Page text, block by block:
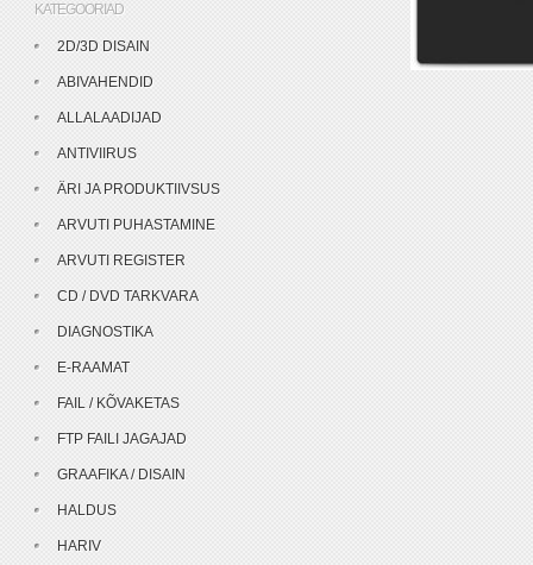
KATEGOORIAD
2D/3D DISAIN
ABIVAHENDID
ALLALAADIJAD
ANTIVIIRUS
ÄRI JA PRODUKTIIVSUS
ARVUTI PUHASTAMINE
ARVUTI REGISTER
CD / DVD TARKVARA
DIAGNOSTIKA
E-RAAMAT
FAIL / KÕVAKETAS
FTP FAILI JAGAJAD
GRAAFIKA / DISAIN
HALDUS
HARIV